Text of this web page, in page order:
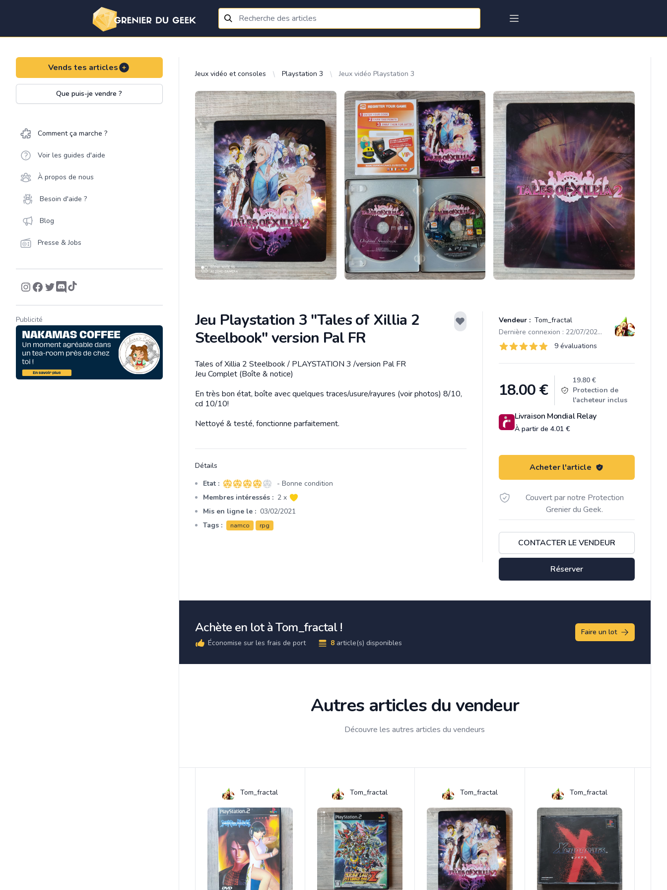
Vends tes articles
Que puis-je vendre ?
Comment ça marche ?
Voir les guides d'aide
À propos de nous
Besoin d'aide ?
Blog
Presse & Jobs
Publicité
Jeux vidéo et consoles Playstation 3 Jeux vidéo Playstation 3
Jeu Playstation 3 "Tales of Xillia 2
Steelbook" version Pal FR
Vendeur : Tom_fractal
Dernière connexion : 22/07/2026 20:42
Évaluations
9 sur 5 étoiles 9 évaluations
18.00€
19.80 €
Protection de
l'acheteur inclus
Livraison Mondial Relay
À partir de 4.01 €
Acheter l'article
Couvert par notre Protection
Grenier du Geek.
CONTACTER LE VENDEUR
Réserver
Description
Tales of Xillia 2 Steelbook / PLAYSTATION 3 /version Pal FR
Jeu Complet (Boîte & notice)
En très bon état, boîte avec quelques traces/usure/rayures (voir photos) 8/10,
cd 10/10!
Nettoyé & testé, fonctionne parfaitement.
Détails
Etat : 4 sur 5 étoiles
- Bonne condition
Membres intéressés : 2 x
Mis en ligne le : 03/02/2021
Tags :
namco rpg
Achète en lot à Tom_fractal !
Économise sur les frais de port 8 article(s) disponibles
Faire un lot
Autres articles du vendeur
Découvre les autres articles du vendeurs
Tom_fractal Tom_fractal Tom_fractal Tom_fractal